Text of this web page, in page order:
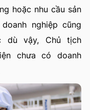
hoặc nhu cầu sản
nghiệp cũng
dù vậy, Chủ tịch
chưa có doanh